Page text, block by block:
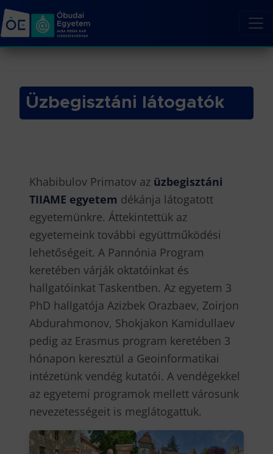
Üzbegisztáni látogatók
Khabibulov Primatov az üzbegisztáni
TIIAME egyetem dékánja látogatott
egyetemünkre. Áttekintettük az
egyetemeink további együttműködési
lehetőségeit. A Pannónia Program
keretében várják oktatóinkat és
hallgatóinkat Taskentben. Az egyetem 3
PhD hallgatója Azizbek Orazbaev, Zoirjon
Abdurahmonov, Shokjakon Kamidullaev
pedig az Erasmus program keretében 3
hónapon keresztül a Geoinformatikai
intézetünk vendég kutatói. A vendégekkel
az egyetemi programok mellett városunk
nevezetességeit is meglátogattuk.